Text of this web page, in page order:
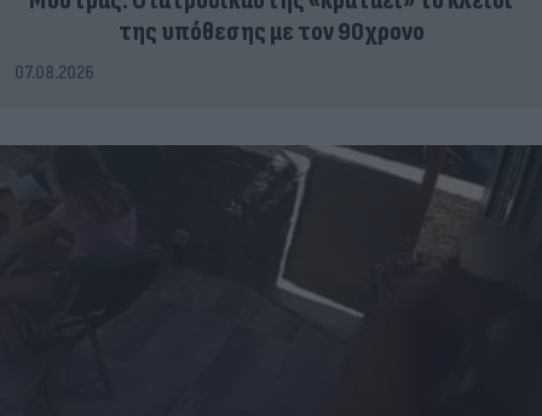
της υπόθεσης με τον 90χρονο
07.08.2026